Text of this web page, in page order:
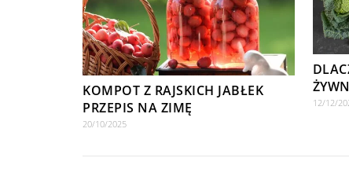
KOMPOT Z RAJSKICH JABŁEK
PRZEPIS NA ZIMĘ
20/10/2025
12/12/